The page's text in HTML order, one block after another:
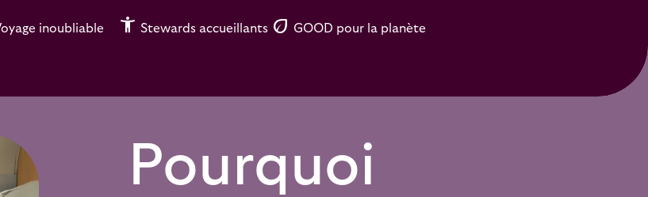
inoubliable accessibility_new Stewards accueillants eco GOOD pour la planète
Pourquoi